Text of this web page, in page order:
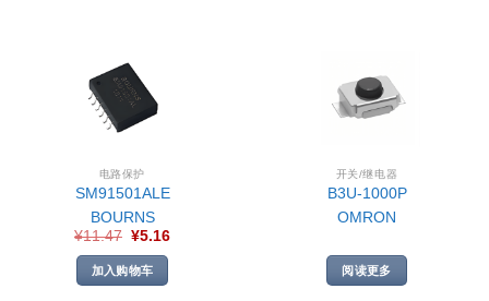
电路保护
SM91501ALE
BOURNS
¥11.47 ¥5.16
加入购物车
开关/继电器
B3U-1000P
OMRON
阅读更多